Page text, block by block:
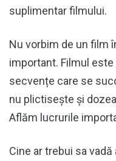
suplimentar filmului.
Nu vorbim de un film
important. Filmul
secvențe care se
nu plictisește și
Aflăm lucrurile
Cine ar trebui sa